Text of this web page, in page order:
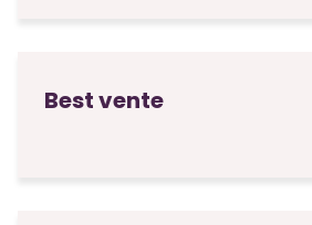
Best vente